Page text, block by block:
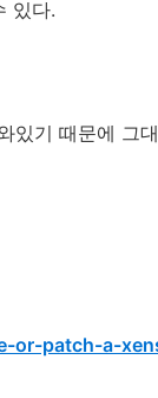
있다.
기 때문에 그
or-patch-a-